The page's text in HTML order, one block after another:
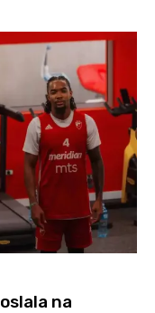
na